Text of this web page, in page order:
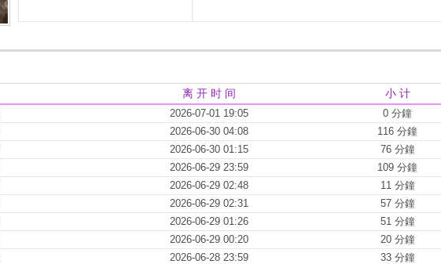
离 开 时 间 小 计
2026-07-01 19:05
0 分鐘
2026-06-30 04:08
116 分鐘
2026-06-30 01:15
76 分鐘
2026-06-29 23:59
109 分鐘
2026-06-29 02:48
11 分鐘
2026-06-29 02:31
57 分鐘
2026-06-29 01:26
51 分鐘
2026-06-29 00:20
20 分鐘
2026-06-28 23:59
33 分鐘